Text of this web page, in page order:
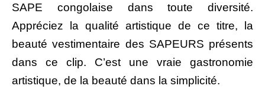
SAPE congolaise dans toute diversité.
Appréciez la qualité artistique de ce titre, la
beauté vestimentaire des SAPEURS présents
dans ce clip. C’est une vraie gastronomie
artistique, de la beauté dans la simplicité.